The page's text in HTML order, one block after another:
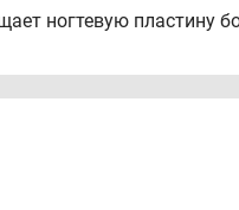
ногтевую пластину